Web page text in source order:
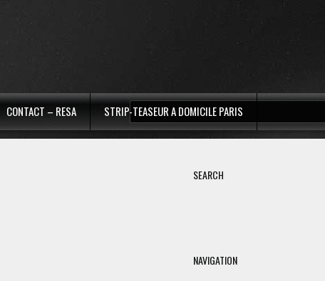
CONTACT – RESA STRIP-TEASEUR A DOMICILE PARIS
SEARCH
NAVIGATION